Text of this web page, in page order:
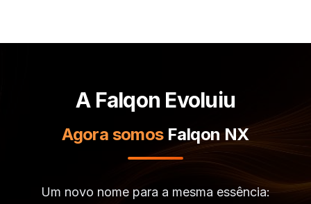
A Falqon Evoluiu
Agora somos Falqon NX
Um novo nome para a mesma essência: